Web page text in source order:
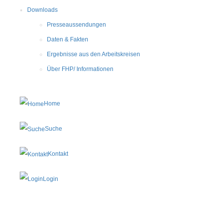
Downloads
Presseaussendungen
Daten & Fakten
Ergebnisse aus den Arbeitskreisen
Über FHP/ Informationen
Home
Suche
Kontakt
Login